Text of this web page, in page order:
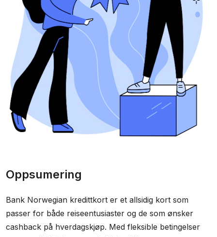
Oppsumering
Bank Norwegian kredittkort er et allsidig kort som
passer for både reiseentusiaster og de som ønsker
cashback på hverdagskjøp. Med fleksible betingelser